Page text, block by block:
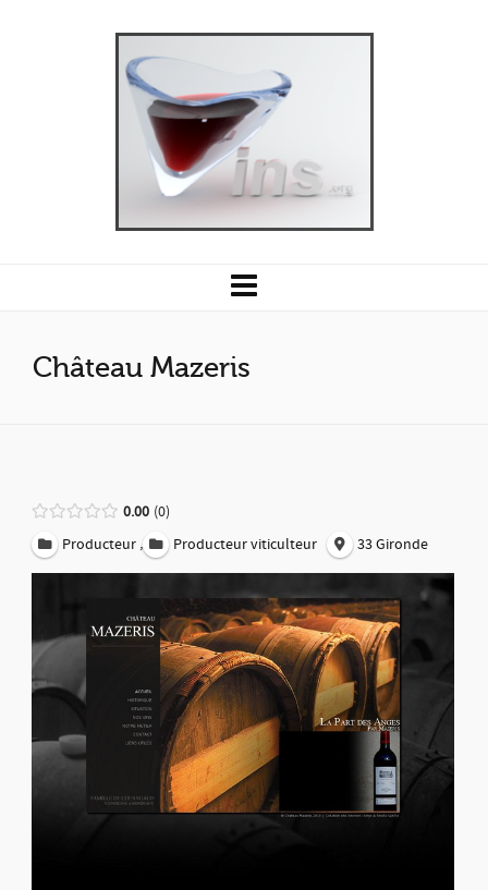
Château Mazeris
0.00 0
Producteur , Producteur viticulteur 33 Gironde